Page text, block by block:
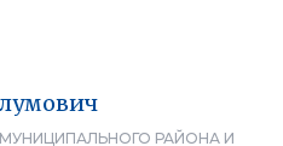
РАЙОНА И